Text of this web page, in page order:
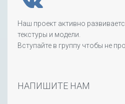
Наш проект активно
текстуры и модели.
Вступайте в группу чтобы не
НАПИШИТЕ НАМ